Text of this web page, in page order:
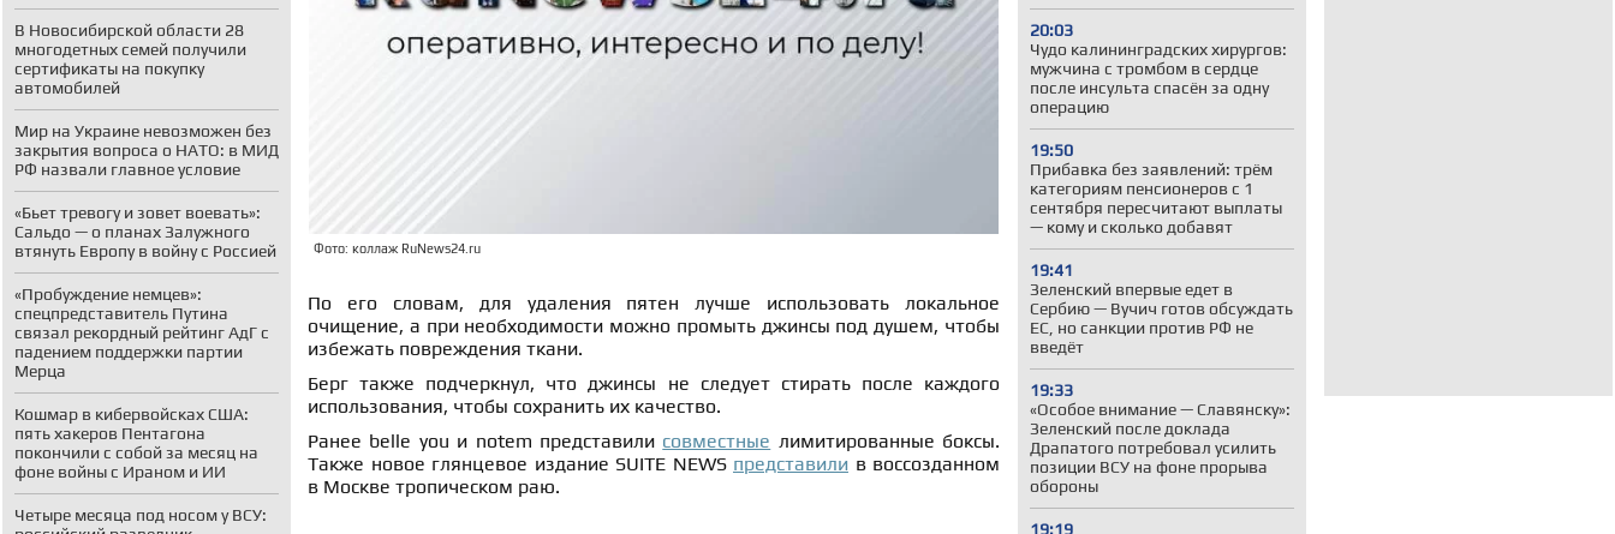
В Новосибирской области 28
многодетных семей получили
сертификаты на покупку
автомобилей
Мир на Украине невозможен без
закрытия вопроса о НАТО: в МИД
РФ назвали главное условие
«Бьет тревогу и зовет воевать»:
Сальдо — о планах Залужного
втянуть Европу в войну с Россией
«Пробуждение немцев»:
спецпредставитель Путина
связал рекордный рейтинг АдГ с
падением поддержки партии
Мерца
Кошмар в кибервойсках США:
пять хакеров Пентагона
покончили с собой за месяц на
фоне войны с Ираном и ИИ
Четыре месяца под носом у ВСУ:
20:03
Чудо калининградских хирургов:
мужчина с тромбом в сердце
после инсульта спасён за одну
операцию
19:50
Прибавка без заявлений: трём
категориям пенсионеров с 1
сентября пересчитают выплаты
— кому и сколько добавят
19:41
Зеленский впервые едет в
Сербию — Вучич готов обсуждать
ЕС, но санкции против РФ не
введёт
19:33
«Особое внимание — Славянску»:
Зеленский после доклада
Драпатого потребовал усилить
позиции ВСУ на фоне прорыва
обороны
19:19
Фото: коллаж RuNews24.ru
По его словам, для удаления пятен лучше использовать локальное
очищение, а при необходимости можно промыть джинсы под душем, чтобы
избежать повреждения ткани.
Берг также подчеркнул, что джинсы не следует стирать после каждого
использования, чтобы сохранить их качество.
Ранее belle you и notem представили совместные лимитированные боксы.
Также новое глянцевое издание SUITE NEWS представили в воссозданном
в Москве тропическом раю.